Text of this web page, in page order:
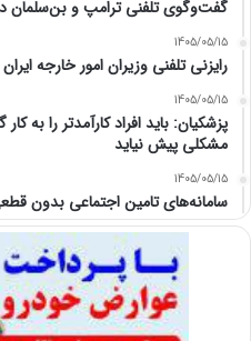
گفت‌وگوی تلفنی ترامپ و بن‌سلمان
1405/05/15
رایزنی تلفنی وزیران امور خارجه
1405/05/15
پزشکیان: باید افراد کارآمدتر را
مشکلی پیش نیاید
1405/05/15
سامانه‌های تامین اجتماعی بدون